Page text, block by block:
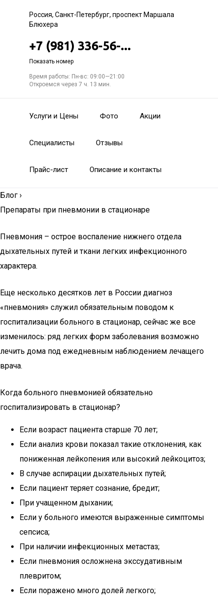
Россия, Санкт-Петербург, проспект Маршала
Блюхера
+7 (981) 336-56-...
Показать номер
Время работы: Пн-вс: 09:00—21:00
Откроемся через 7 ч. 13 мин.
Услуги и Цены Фото Акции
Специалисты Отзывы
Прайс-лист Описание и контакты
Блог ›
Препараты при пневмонии в стационаре
Пневмония – острое воспаление нижнего отдела
дыхательных путей и ткани легких инфекционного
характера.
Еще несколько десятков лет в России диагноз
«пневмония» служил обязательным поводом к
госпитализации больного в стационар, сейчас же все
изменилось: ряд легких форм заболевания возможно
лечить дома под ежедневным наблюдением лечащего
врача.
Когда больного пневмонией обязательно
госпитализировать в стационар?
Если возраст пациента старше 70 лет;
Если анализ крови показал такие отклонения, как
пониженная лейкопения или высокий лейкоцитоз;
В случае аспирации дыхательных путей;
Если пациент теряет сознание, бредит;
При учащенном дыхании;
Если у больного имеются выраженные симптомы
сепсиса;
При наличии инфекционных метастаз;
Если пневмония осложнена экссудативным
плевритом;
Если поражено много долей легкого;